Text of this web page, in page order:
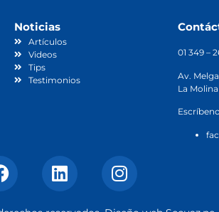
Noticias
Artículos
Videos
Tips
Testimonios
01 349 –
Av.
La